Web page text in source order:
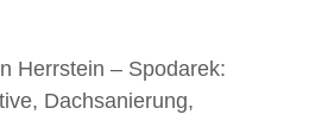
Herrstein – Spodarek:
Dachsanierung,